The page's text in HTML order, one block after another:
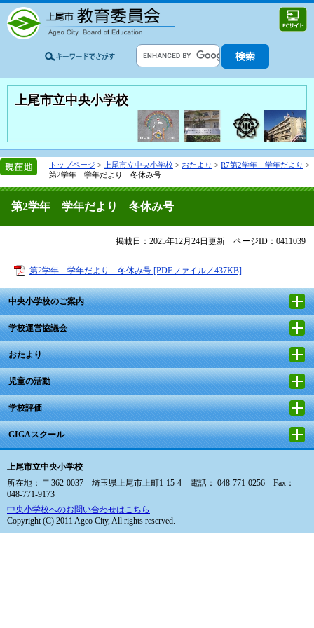
上尾市立中央小学校
トップページ > 上尾市立中央小学校 > おたより > R7第2学年 学年だより >
第2学年 学年だより 冬休み号
第2学年 学年だより 冬休み号
掲載日：2025年12月24日更新 ページID：0411039
第2学年 学年だより 冬休み号 [PDFファイル／437KB]
中央小学校のご案内
学校運営協議会
おたより
児童の活動
学校評価
GIGAスクール
上尾市立中央小学校
所在地： 〒362-0037 埼玉県上尾市上町1-15-4 電話： 048-771-0256 Fax：
048-771-9173
中央小学校へのお問い合わせはこちら
Copyright (C) 2011 Ageo City, All rights reserved.